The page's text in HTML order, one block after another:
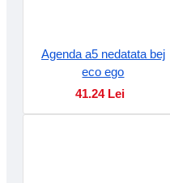
Agenda a5 nedatata bej
eco ego
41.24 Lei